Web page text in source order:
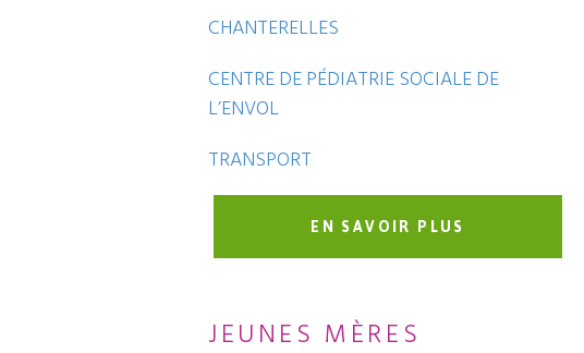
CHANTERELLES
CENTRE DE PÉDIATRIE SOCIALE DE
L’ENVOL
TRANSPORT
EN SAVOIR PLUS
JEUNES MÈRES